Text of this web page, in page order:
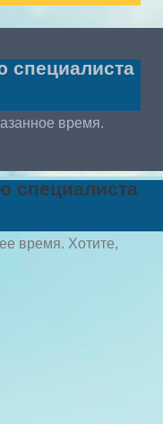
специалиста
время.
специалиста
время. Хотите,